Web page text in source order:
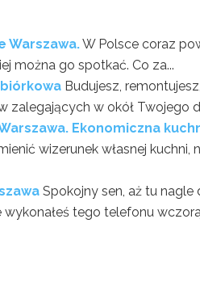
Warszawa.W Polsce coraz
można go spotkać. Co za...
Budujesz,
zalegających w okół Twojego
Ekonomiczna
wizerunek własnej
Spokojny sen, aż tu
tego telefonu